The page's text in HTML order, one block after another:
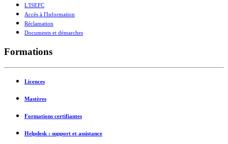
L'ISEFC
Accès à l'Information
Réclamation
Documents et démarches
Formations
Licences
Mastères
Formations certifiantes
Helpdesk : support et assistance